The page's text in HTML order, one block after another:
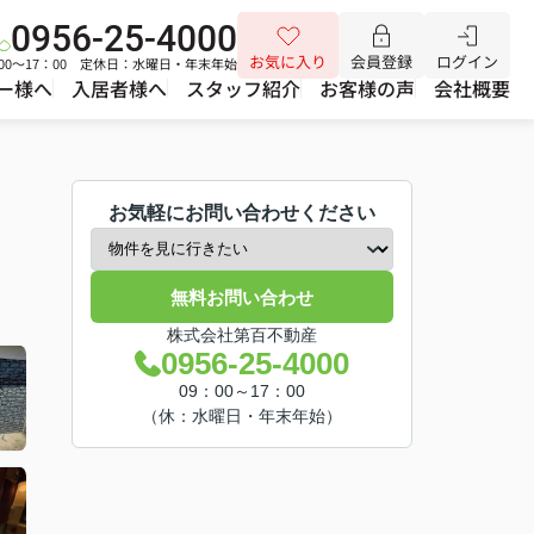
0956-25-4000
～17：00 定休日：水曜日・年末年始 お気に入り 会員登録 ログイン
様へ 入居者様へ スタッフ紹介 お客様の声 会社概要
お気軽にお問い合わせください
無料お問い合わせ
株式会社第百不動産
0956-25-4000
09：00～17：00
（休：水曜日・年末年始）